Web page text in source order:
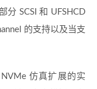
分 SCSI 和 UFSHCD
的支持以及当支
仿真扩展的实